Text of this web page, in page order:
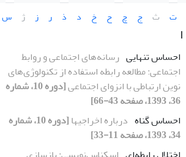
ت ث ج چ ح خ د ذ ر ز ژ س
ا
احساس تنهایی رسانه‌های اجتماعی و روابط
اجتماعی: مطالعه رابطه استفاده از تکنولوژی‌های
نوین ارتباطی با انزوای اجتماعی
[دوره 10، شماره
36، 1393، صفحه 43-66]
احساس گناه درباره اخراجیها
[دوره 10، شماره
34، 1393، صفحه 11-33]